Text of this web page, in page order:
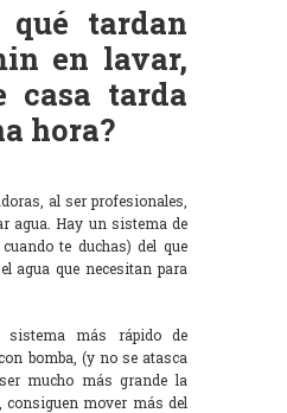
qué tardan
en lavar,
casa tarda
hora?
al ser profesionales,
agua. Hay un sistema de
te duchas) del que
agua que necesitan para
sistema más rápido de
bomba, (y no se atasca
mucho más grande la
consiguen mover más del